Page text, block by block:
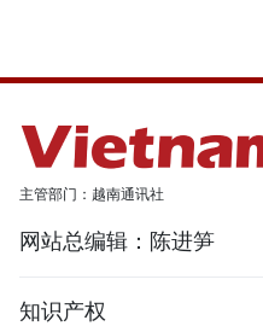
主管部门：越南通讯社
网站总编辑：陈进笋
知识产权